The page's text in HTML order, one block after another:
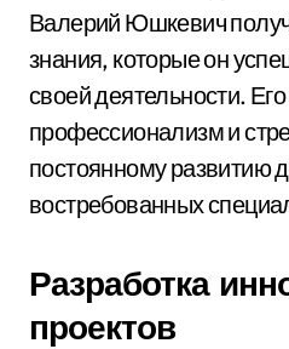
Валерий Юшкевич
знания, которые он
своей деятельности.
профессионализм и
постоянному развитию
востребованных
Разработка
проектов